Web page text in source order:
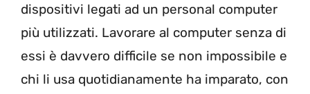
dispositivi legati ad un personal computer
più utilizzati. Lavorare al computer senza di
essi è davvero difficile se non impossibile e
chi li usa quotidianamente ha imparato, con